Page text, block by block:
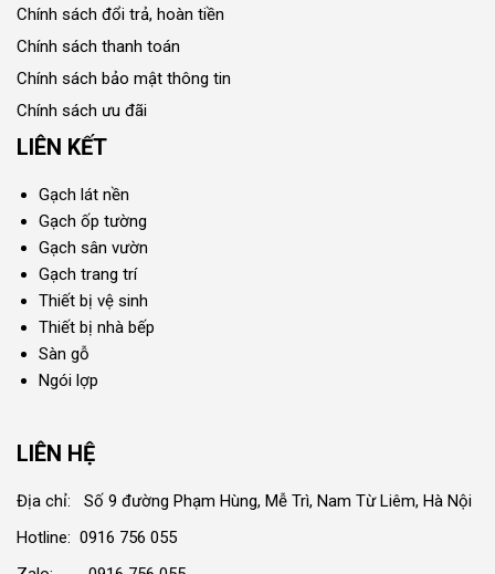
Chính sách đổi trả, hoàn tiền
Chính sách thanh toán
Chính sách bảo mật thông tin
Chính sách ưu đãi
LIÊN KẾT
Gạch lát nền
Gạch ốp tường
Gạch sân vườn
Gạch trang trí
Thiết bị vệ sinh
Thiết bị nhà bếp
Sàn gỗ
Ngói lợp
LIÊN HỆ
Địa chỉ: Số 9 đường Phạm Hùng, Mễ Trì, Nam Từ Liêm, Hà Nội
Hotline: 0916 756 055